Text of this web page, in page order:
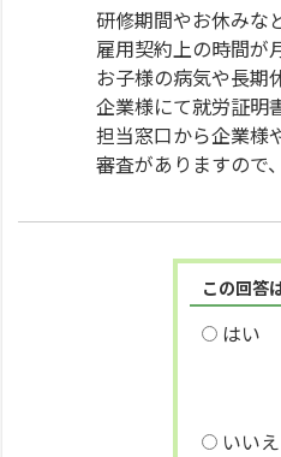
研修期間やお休みな
雇用契約上の時間が
お子様の病気や長期
企業様にて就労証明
担当窓口から企業様
審査がありますので
この回答
はい
いいえ